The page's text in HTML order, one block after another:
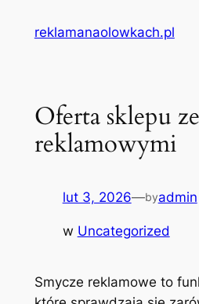
reklamanaolowkach.pl
Oferta sklepu
reklamowymi
lut 3, 2026—byadmin
w Uncategorized
Smycze reklamowe to